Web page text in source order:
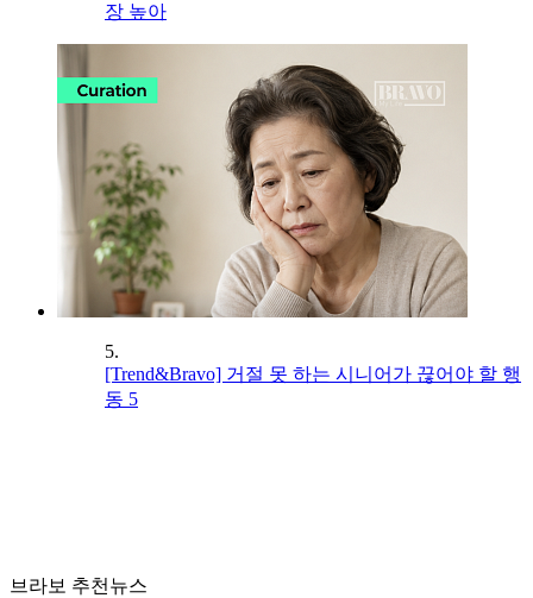
장 높아
5.
[Trend&Bravo] 거절 못 하는 시니어가 끊어야 할 행
동 5
브라보 추천뉴스